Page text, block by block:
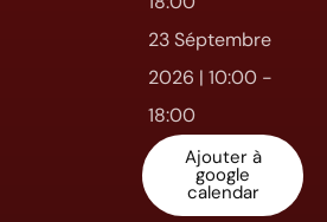
23 Séptembre
2026 | 10:00 -
18:00
Ajouter à
google
calendar